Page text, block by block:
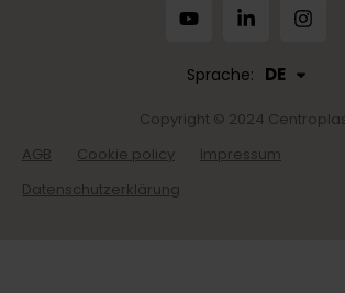
Copyright © 2024
AGB
Cookie policy
Impressum
Datenschutzerklärung
Sprache: DE